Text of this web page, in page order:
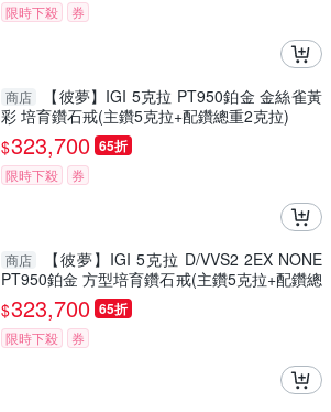
限時下殺 券
商店
【彼夢】IGI 5克拉 PT950鉑金 金絲雀黃
彩 培育鑽石戒(主鑽5克拉+配鑽總重2克拉)
$323,700 65折
限時下殺 券
商店
【彼夢】IGI 5克拉 D/VVS2 2EX NONE
PT950鉑金 方型培育鑽石戒(主鑽5克拉+配鑽總
重0.5克拉)
$323,700 65折
限時下殺 券